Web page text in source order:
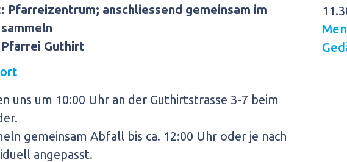
anschliessend gemeinsam im
Guthirt
uns um 10:00 Uhr an der Guthirtstrasse 3-7 beim
gemeinsam Abfall bis ca. 12:00 Uhr oder je nach
angepasst.